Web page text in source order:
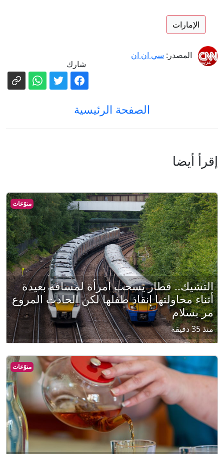
الإمارات
المصدر: سي ان ان
شارك
الصفحة الرئيسية
إقرأ أيضا
منوّعات
التشيك.. قطار يسحب امرأة لمسافة بعيدة
أثناء محاولتها إنقاذ طفلها لكن الحادث المروع
مر بسلام
منذ 35 دقيقة
منوّعات